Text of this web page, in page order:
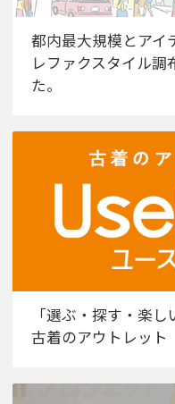
都内最大規模とアイ
レファクスタイル調
た。
「選ぶ・探す・楽
古着のアウトレット